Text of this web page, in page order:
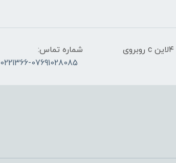
آدرس:قشم، پاساژ معراج کنار اسکله مسافربری ذاکری درب ورودی ۴لاین c روبروی
شماره تماس:
07691028085